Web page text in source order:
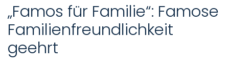
„Famos für Familie“: Famose
Familienfreundlichkeit
geehrt